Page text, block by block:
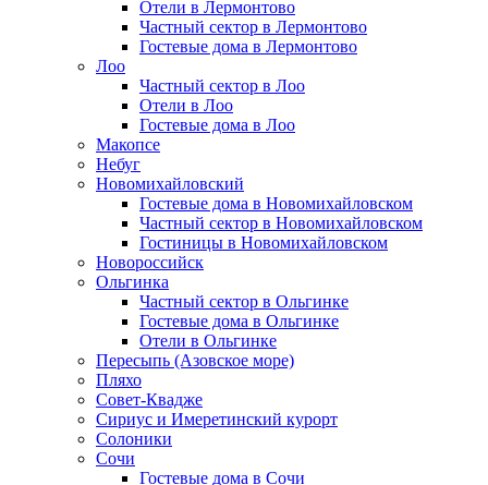
Отели в Лермонтово
Частный сектор в Лермонтово
Гостевые дома в Лермонтово
Лоо
Частный сектор в Лоо
Отели в Лоо
Гостевые дома в Лоо
Макопсе
Небуг
Новомихайловский
Гостевые дома в Новомихайловском
Частный сектор в Новомихайловском
Гостиницы в Новомихайловском
Новороссийск
Ольгинка
Частный сектор в Ольгинке
Гостевые дома в Ольгинке
Отели в Ольгинке
Пересыпь (Азовское море)
Пляхо
Совет-Квадже
Сириус и Имеретинский курорт
Солоники
Сочи
Гостевые дома в Сочи